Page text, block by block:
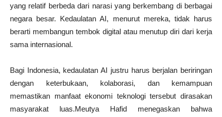
yang relatif berbeda dari narasi yang berkembang di berbagai
negara besar. Kedaulatan AI, menurut mereka, tidak harus
berarti membangun tembok digital atau menutup diri dari kerja
sama internasional.
Bagi Indonesia, kedaulatan AI justru harus berjalan beriringan
dengan keterbukaan, kolaborasi, dan kemampuan
memastikan manfaat ekonomi teknologi tersebut dirasakan
masyarakat luas.Meutya Hafid menegaskan bahwa